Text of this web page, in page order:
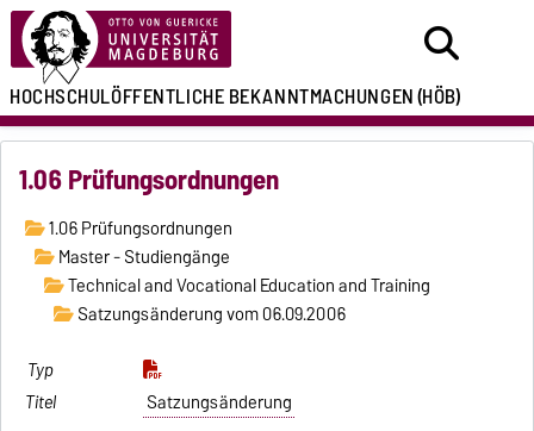
HOCHSCHULÖFFENTLICHEBEKANNTMACHUNGEN(HÖB)
1.06 Prüfungsordnungen
1.06 Prüfungsordnungen
Master - Studiengänge
Technical and Vocational Education and Training
Satzungsänderung vom 06.09.2006
Satzungsänderung